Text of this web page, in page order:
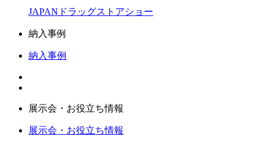
JAPANドラッグストアショー
納入事例
納入事例
展示会・お役立ち情報
展示会・お役立ち情報